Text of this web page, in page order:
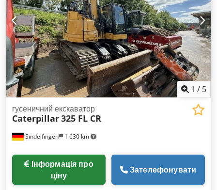
звис (ECR – Extended Compact Radius) * Пропорційна
додаткова гідравліка * Система швидкої заміни насадок
1 / 5
Sindelfingen 1 630 km
гусеничний екскаватор
Caterpillar325 FL CR
ціну
Зателефонувати